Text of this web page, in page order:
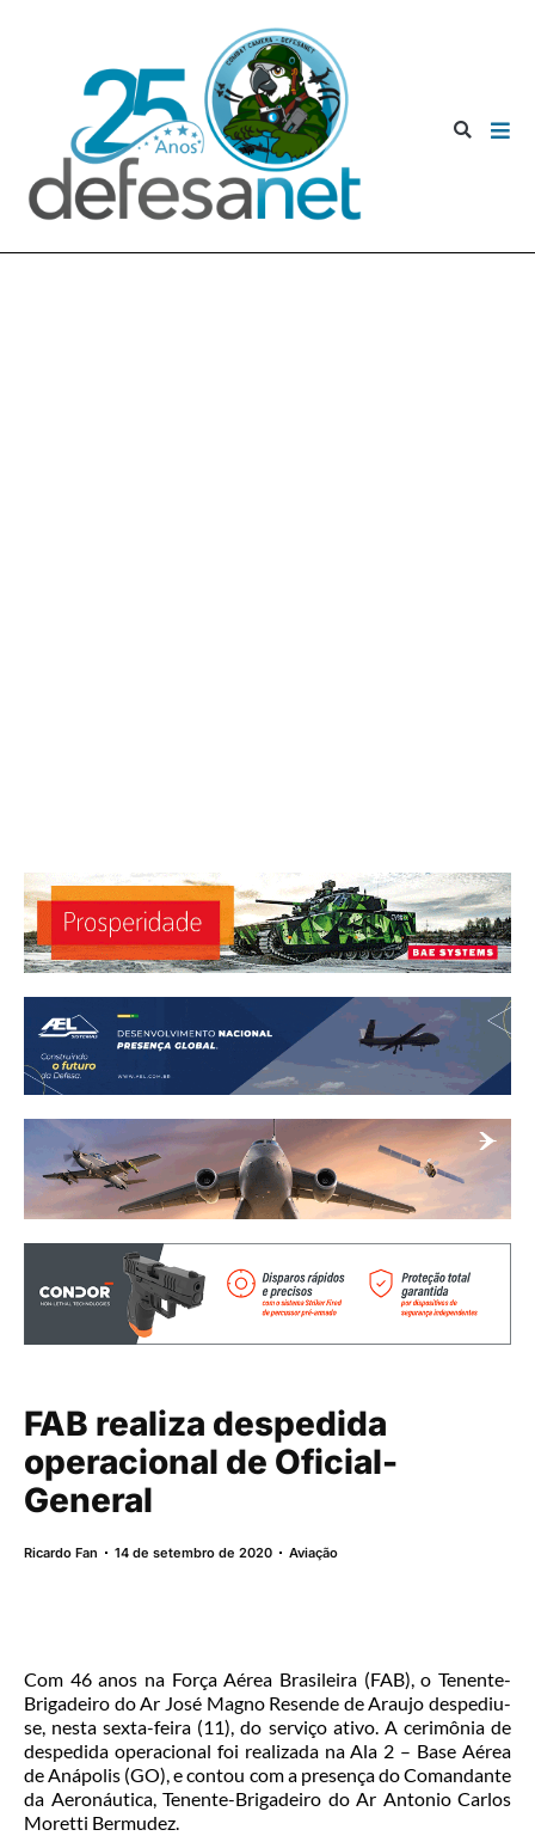
FAB realiza despedida
operacional de Oficial-
General
Ricardo Fan 14 de setembro de 2020 Aviação
Com 46 anos na Força Aérea Brasileira (FAB), o Tenente-
Brigadeiro do Ar José Magno Resende de Araujo despediu-
se, nesta sexta-feira (11), do serviço ativo. A cerimônia de
despedida operacional foi realizada na Ala 2 – Base Aérea
de Anápolis (GO), e contou com a presença do Comandante
da Aeronáutica, Tenente-Brigadeiro do Ar Antonio Carlos
Moretti Bermudez.